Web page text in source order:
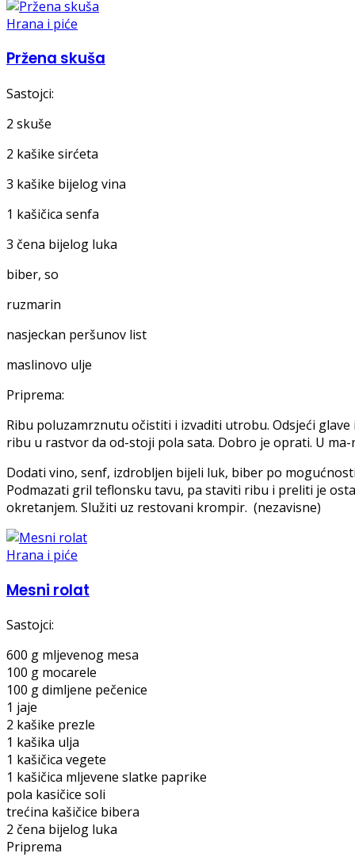
Hrana i piće
Pržena skuša
Sastojci:
2 skuše
2 kašike sirćeta
3 kašike bijelog vina
1 kašičica senfa
3 čena bijelog luka
biber, so
ruzmarin
nasjeckan peršunov list
maslinovo ulje
Priprema:
Ribu poluzamrznutu očistiti i izvaditi utrobu. Odsjeći
ribu u rastvor da od-stoji pola sata. Dobro je oprati. U
Dodati vino, senf, izdrobljen bijeli luk, biber po
Podmazati gril teflonsku tavu, pa staviti ribu i preliti je
okretanjem. Služiti uz restovani krompir. (nezavisne)
Hrana i piće
Mesni rolat
Sastojci:
600 g mljevenog mesa
100 g mocarele
100 g dimljene pečenice
1 jaje
2 kašike prezle
1 kašika ulja
1 kašičica vegete
1 kašičica mljevene slatke paprike
pola kasičice soli
trećina kašičice bibera
2 čena bijelog luka
Priprema